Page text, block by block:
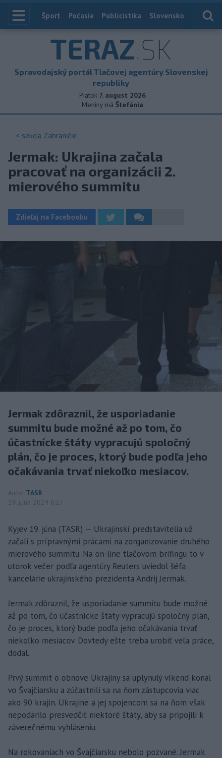
Index
Šport Počasie Publicistika Slovensko
TERAZ.SK
Spravodajský portál Tlačovej agentúry Slovenskej
republiky
Piatok 7. august 2026
Meniny má Štefánia
< sekcia Zahraničie
Jermak: Ukrajina začala
pracovať na organizácii 2.
mierového summitu
Zdieľaj na Facebooku
Jermak zdôraznil, že usporiadanie
summitu bude možné až po tom, čo
účastnícke štáty vypracujú spoločný
plán, čo je proces, ktorý bude podľa jeho
očakávania trvať niekoľko mesiacov.
Autor TASR
19. júna 2024 6:27
Kyjev 19. júna (TASR) — Ukrajinskí predstavitelia už
začali s prípravnými prácami na zorganizovanie druhého
mierového summitu. Na on-line tlačovom brífingu to v
utorok večer podľa agentúry Reuters uviedol šéfa
kancelárie ukrajinského prezidenta Andrij Jermak.
Jermak zdôraznil, že usporiadanie summitu bude možné
až po tom, čo účastnícke štáty vypracujú spoločný plán,
čo je proces, ktorý bude podľa jeho očakávania trvať
niekoľko mesiacov. Dovtedy ešte treba urobiť veľa práce,
dodal.
Prvý summit o obnove Ukrajiny sa uplynulý víkend konal
vo Švajčiarsku a zúčastnili sa na ňom zástupcovia viac
ako 90 krajín. Ukrajine a jej spojencom sa na ňom však
nepodarilo presvedčiť niektoré štáty, aby sa pripojili k
záverečnému vyhláseniu.
Na rokovaniach vo Švajčiarsku nebolo pozvané. Jermak